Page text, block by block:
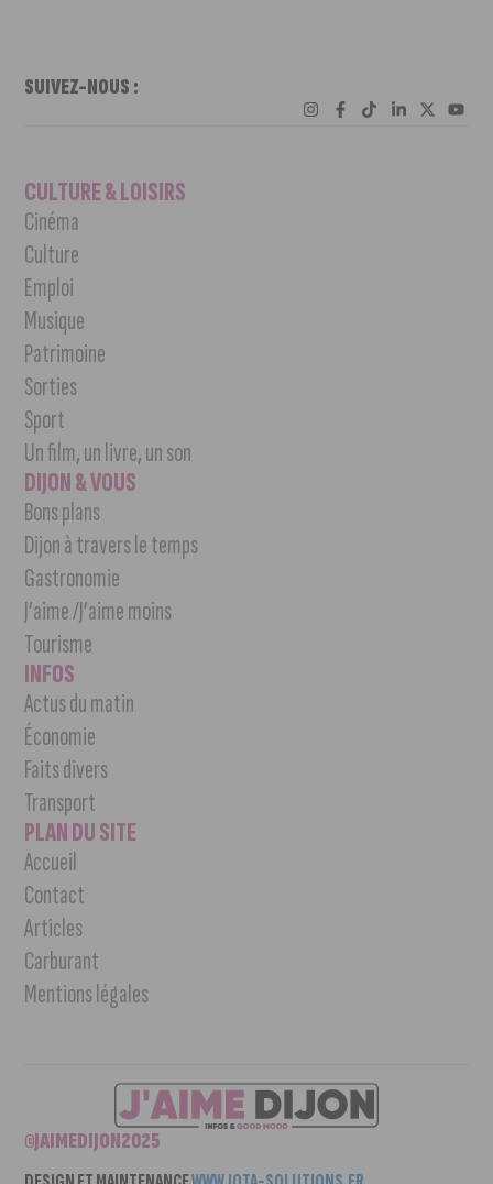
SUIVEZ-NOUS :
CULTURE & LOISIRS
Cinéma
Culture
Emploi
Musique
Patrimoine
Sorties
Sport
Un film, un livre, un son
DIJON & VOUS
Bons plans
Dijon à travers le temps
Gastronomie
J’aime /J’aime moins
Tourisme
INFOS
Actus du matin
Économie
Faits divers
Transport
PLAN DU SITE
Accueil
Contact
Articles
Carburant
Mentions légales
©JAIMEDIJON2025